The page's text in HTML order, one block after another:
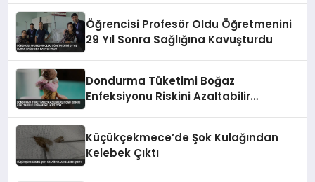
Öğrencisi Profesör Oldu Öğretmenini
29 Yıl Sonra Sağlığına Kavuşturdu
Dondurma Tüketimi Boğaz
Enfeksiyonu Riskini Azaltabilir
Küçükçekmece’de Şok Kulağından
Kelebek Çıktı